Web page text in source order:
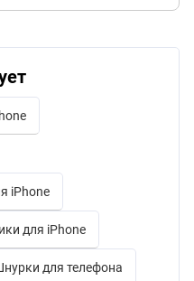
iPhone
для iPhone
для телефона